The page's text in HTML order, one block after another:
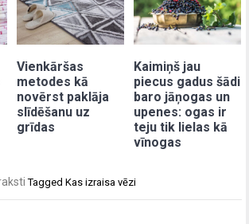
Vienkāršas
metodes kā
novērst paklāja
slīdēšanu uz
grīdas
Kaimiņš jau
piecus gadus šādi
baro jāņogas un
upenes: ogas ir
teju tik lielas kā
vīnogas
TaggedKas izraisa vēzi